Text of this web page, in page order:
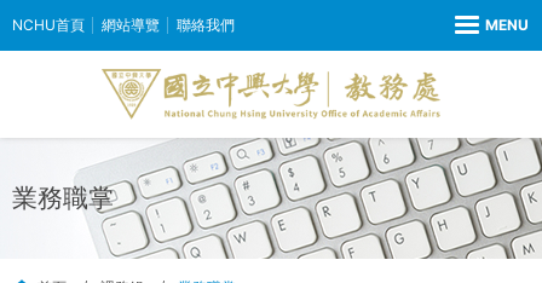
NCHU首頁 網站導覽 聯絡我們
業務職掌